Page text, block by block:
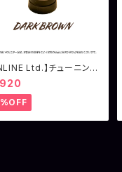
Ltd.】チューニング
ローラー シマノ用 ダ
ラウン